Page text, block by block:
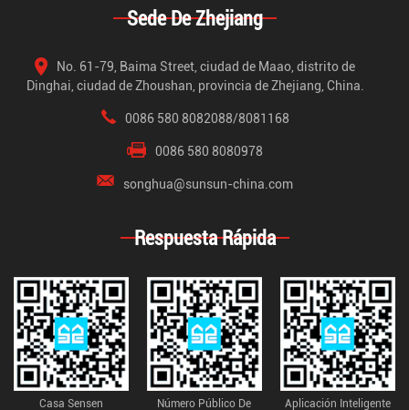
Sede De Zhejiang
No. 61-79, Baima Street, ciudad de Maao, distrito de
Dinghai, ciudad de Zhoushan, provincia de Zhejiang, China.
0086 580 8082088/8081168
0086 580 8080978
songhua@sunsun-china.com
Respuesta Rápida
Casa Sensen Número Público De Aplicación Inteligente